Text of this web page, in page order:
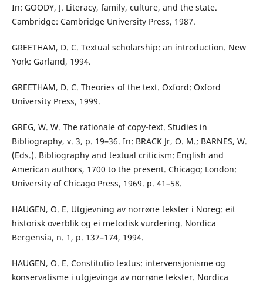
In: GOODY, J. Literacy, family, culture, and the state.
Cambridge: Cambridge University Press, 1987.
GREETHAM, D. C. Textual scholarship: an introduction. New
York: Garland, 1994.
GREETHAM, D. C. Theories of the text. Oxford: Oxford
University Press, 1999.
GREG, W. W. The rationale of copy-text. Studies in
Bibliography, v. 3, p. 19–36. In: BRACK Jr, O. M.; BARNES, W.
(Eds.). Bibliography and textual criticism: English and
American authors, 1700 to the present. Chicago; London:
University of Chicago Press, 1969. p. 41–58.
HAUGEN, O. E. Utgjevning av norrøne tekster i Noreg: eit
historisk overblik og ei metodisk vurdering. Nordica
Bergensia, n. 1, p. 137–174, 1994.
HAUGEN, O. E. Constitutio textus: intervensjonisme og
konservatisme i utgjevinga av norrøne tekster. Nordica